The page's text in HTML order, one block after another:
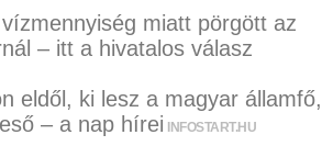
miatt pörgött az
– itt a hivatalos válasz
eldől, ki lesz a magyar államfő,
– a nap hírei
INFOSTART.HU